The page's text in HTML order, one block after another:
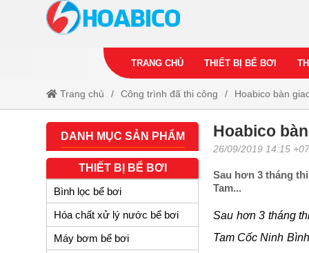
TRANG CHỦ THIẾT BỊ BỂ BƠI
Trang chủ Công trình đã thi công Hoabico bàn
Hoabico
26/09/2019 14:15 +07
Sau hơn 3 tháng
Tam...
Sau hơn 3 tháng
Tam Cốc Ninh
DANH MỤC SẢN PHẨM
THIẾT BỊ BỂ BƠI
Bình lọc bể bơi
Hóa chất xử lý nước bể bơi
Máy bơm bể bơi